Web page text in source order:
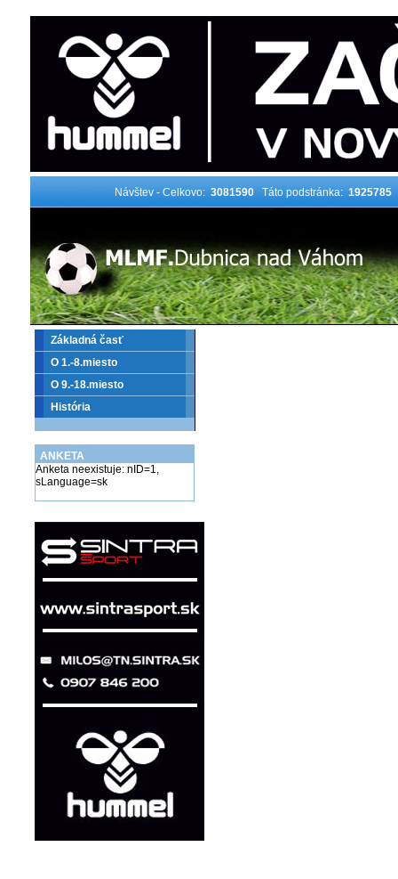
Návštev - Celkovo: 3081590 Táto podstránka: 1925785
Základná časť
O 1.-8.miesto
O 9.-18.miesto
História
ANKETA
Anketa neexistuje: nID=1,
sLanguage=sk